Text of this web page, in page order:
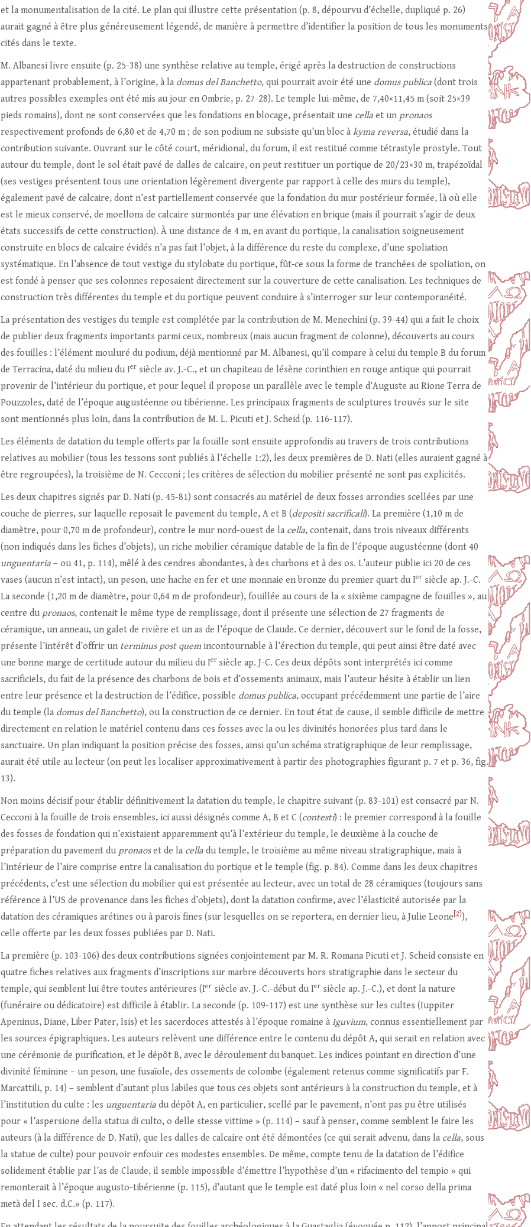
et la monumentalisation de la cité. Le plan qui illustre cette présentation (p. 8, dépourvu d’échelle, dupliqué p. 26)
aurait gagné à être plus généreusement légendé, de manière à permettre d’identifier la position de tous les monuments
cités dans le texte.
M. Albanesi livre ensuite (p. 25-38) une synthèse relative au temple, érigé après la destruction de constructions
appartenant probablement, à l’origine, à la domus del Banchetto, qui pourrait avoir été une domus publica (dont trois
autres possibles exemples ont été mis au jour en Ombrie, p. 27-28). Le temple lui-même, de 7,40×11,45 m (soit 25×39
pieds romains), dont ne sont conservées que les fondations en blocage, présentait une cella et un pronaos
respectivement profonds de 6,80 et de 4,70 m ; de son podium ne subsiste qu’un bloc à kyma reversa, étudié dans la
contribution suivante. Ouvrant sur le côté court, méridional, du forum, il est restitué comme tétrastyle prostyle. Tout
autour du temple, dont le sol était pavé de dalles de calcaire, on peut restituer un portique de 20/23×30 m, trapézoïdal
(ses vestiges présentent tous une orientation légèrement divergente par rapport à celle des murs du temple),
également pavé de calcaire, dont n’est partiellement conservée que la fondation du mur postérieur formée, là où elle
est le mieux conservé, de moellons de calcaire surmontés par une élévation en brique (mais il pourrait s’agir de deux
états successifs de cette construction). À une distance de 4 m, en avant du portique, la canalisation soigneusement
construite en blocs de calcaire évidés n’a pas fait l’objet, à la différence du reste du complexe, d’une spoliation
systématique. En l’absence de tout vestige du stylobate du portique, fût‑ce sous la forme de tranchées de spoliation, on
est fondé à penser que ses colonnes reposaient directement sur la couverture de cette canalisation. Les techniques de
construction très différentes du temple et du portique peuvent conduire à s’interroger sur leur contemporanéité.
La présentation des vestiges du temple est complétée par la contribution de M. Menechini (p. 39-44) qui a fait le choix
de publier deux fragments importants parmi ceux, nombreux (mais aucun fragment de colonne), découverts au cours
des fouilles : l’élément mouluré du podium, déjà mentionné par M. Albanesi, qu’il compare à celui du temple B du forum
de Terracina, daté du milieu du Ier siècle av. J.-C., et un chapiteau de lésène corinthien en rouge antique qui pourrait
provenir de l’intérieur du portique, et pour lequel il propose un parallèle avec le temple d’Auguste au Rione Terra de
Pouzzoles, daté de l’époque augustéenne ou tibérienne. Les principaux fragments de sculptures trouvés sur le site
sont mentionnés plus loin, dans la contribution de M. L. Picuti et J. Scheid (p. 116-117).
Les éléments de datation du temple offerts par la fouille sont ensuite approfondis au travers de trois contributions
relatives au mobilier (tous les tessons sont publiés à l’échelle 1:2), les deux premières de D. Nati (elles auraient gagné à
être regroupées), la troisième de N. Cecconi ; les critères de sélection du mobilier présenté ne sont pas explicités.
Les deux chapitres signés par D. Nati (p. 45-81) sont consacrés au matériel de deux fosses arrondies scellées par une
couche de pierres, sur laquelle reposait le pavement du temple, A et B (depositi sacrificali). La première (1,10 m de
diamètre, pour 0,70 m de profondeur), contre le mur nord-ouest de la cella, contenait, dans trois niveaux différents
(non indiqués dans les fiches d’objets), un riche mobilier céramique datable de la fin de l’époque augustéenne (dont 40
unguentaria – ou 41, p. 114), mêlé à des cendres abondantes, à des charbons et à des os. L’auteur publie ici 20 de ces
vases (aucun n’est intact), un peson, une hache en fer et une monnaie en bronze du premier quart du Ier siècle ap. J.-C.
La seconde (1,20 m de diamètre, pour 0,64 m de profondeur), fouillée au cours de la « sixième campagne de fouilles », au
centre du pronaos, contenait le même type de remplissage, dont il présente une sélection de 27 fragments de
céramique, un anneau, un galet de rivière et un as de l’époque de Claude. Ce dernier, découvert sur le fond de la fosse,
présente l’intérêt d’offrir un terminus post quemincontournable à l’érection du temple, qui peut ainsi être daté avec
une bonne marge de certitude autour du milieu du Ier siècle ap. J-C. Ces deux dépôts sont interprétés ici comme
sacrificiels, du fait de la présence des charbons de bois et d’ossements animaux, mais l’auteur hésite à établir un lien
entre leur présence et la destruction de l’édifice, possible domus publica, occupant précédemment une partie de l’aire
du temple (la domus del Banchetto), ou la construction de ce dernier. En tout état de cause, il semble difficile de mettre
directement en relation le matériel contenu dans ces fosses avec la ou les divinités honorées plus tard dans le
sanctuaire. Un plan indiquant la position précise des fosses, ainsi qu’un schéma stratigraphique de leur remplissage,
aurait été utile au lecteur (on peut les localiser approximativement à partir des photographies figurant p. 7 et p. 36, fig.
13).
Non moins décisif pour établir définitivement la datation du temple, le chapitre suivant (p. 83-101) est consacré par N.
Cecconi à la fouille de trois ensembles, ici aussi désignés comme A, B et C (contesti) : le premier correspond à la fouille
des fosses de fondation qui n’existaient apparemment qu’à l’extérieur du temple, le deuxième à la couche de
préparation du pavement du pronaoset de la cella du temple, le troisième au même niveau stratigraphique, mais à
l’intérieur de l’aire comprise entre la canalisation du portique et le temple (fig. p. 84). Comme dans les deux chapitres
précédents, c’est une sélection du mobilier qui est présentée au lecteur, avec un total de 28 céramiques (toujours sans
référence à l’US de provenance dans les fiches d’objets), dont la datation confirme, avec l’élasticité autorisée par la
datation des céramiques arétines ou à parois fines (sur lesquelles on se reportera, en dernier lieu, à Julie Leone [2] ),
celle offerte par les deux fosses publiées par D. Nati.
La première (p. 103-106) des deux contributions signées conjointement par M. R. Romana Picuti et J. Scheid consiste en
quatre fiches relatives aux fragments d’inscriptions sur marbre découverts hors stratigraphie dans le secteur du
temple, qui semblent lui être toutes antérieures (Ier siècle av. J.-C.-début du Ier siècle ap. J.-C.), et dont la nature
(funéraire ou dédicatoire) est difficile à établir. La seconde (p. 109-117) est une synthèse sur les cultes (Iuppiter
Apeninus, Diane, Liber Pater, Isis) et les sacerdoces attestés à l’époque romaine à Iguvium, connus essentiellement par
les sources épigraphiques. Les auteurs relèvent une différence entre le contenu du dépôt A, qui serait en relation avec
une cérémonie de purification, et le dépôt B, avec le déroulement du banquet. Les indices pointant en direction d’une
divinité féminine – un peson, une fusaïole, des ossements de colombe (également retenus comme significatifs par F.
Marcattili, p. 14) – semblent d’autant plus labiles que tous ces objets sont antérieurs à la construction du temple, et à
l’institution du culte : les unguentaria du dépôt A, en particulier, scellé par le pavement, n’ont pas pu être utilisés
pour « l’aspersione della statua di culto, o delle stesse vittime » (p. 114) – sauf à penser, comme semblent le faire les
auteurs (à la différence de D. Nati), que les dalles de calcaire ont été démontées (ce qui serait advenu, dans la cella, sous
la statue de culte) pour pouvoir enfouir ces modestes ensembles. De même, compte tenu de la datation de l’édifice
solidement établie par l’as de Claude, il semble impossible d’émettre l’hypothèse d’un « rifacimento del tempio » qui
remonterait à l’époque augusto-tibérienne (p. 115), d’autant que le temple est daté plus loin « nel corso della prima
metà del I sec. d.C.» (p. 117).